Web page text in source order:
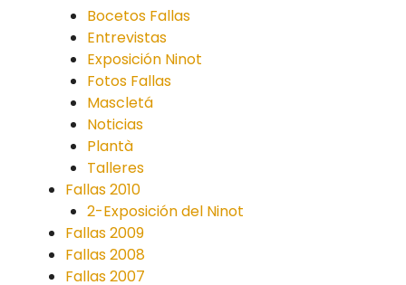
Bocetos Fallas
Entrevistas
Exposición Ninot
Fotos Fallas
Mascletá
Noticias
Plantà
Talleres
Fallas 2010
2-Exposición del Ninot
Fallas 2009
Fallas 2008
Fallas 2007